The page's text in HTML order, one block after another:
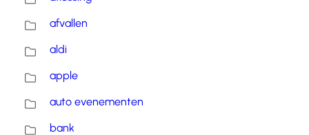
afvallen
aldi
apple
auto evenementen
bank